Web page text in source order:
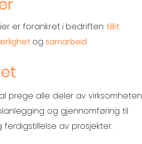
er forankret i bedriften: tillit,
og samarbeid.
prege alle deler av virksomheten
og gjennomføring til
ferdigstillelse av prosjekter.